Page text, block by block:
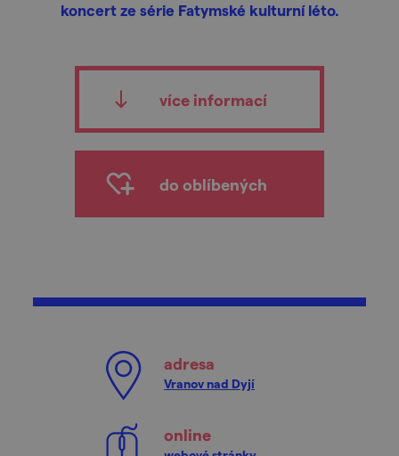
koncert ze série Fatymské kulturní léto.
více informací
do oblíbených
adresa
Vranov nad Dyjí
online